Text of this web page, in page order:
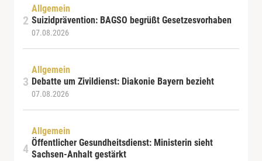
Allgemein
Suizidprävention: BAGSO begrüßt Gesetzesvorhaben
07.08.2026
Allgemein
Debatte um Zivildienst: Diakonie Bayern bezieht
07.08.2026
Allgemein
Öffentlicher Gesundheitsdienst: Ministerin sieht
Sachsen-Anhalt gestärkt